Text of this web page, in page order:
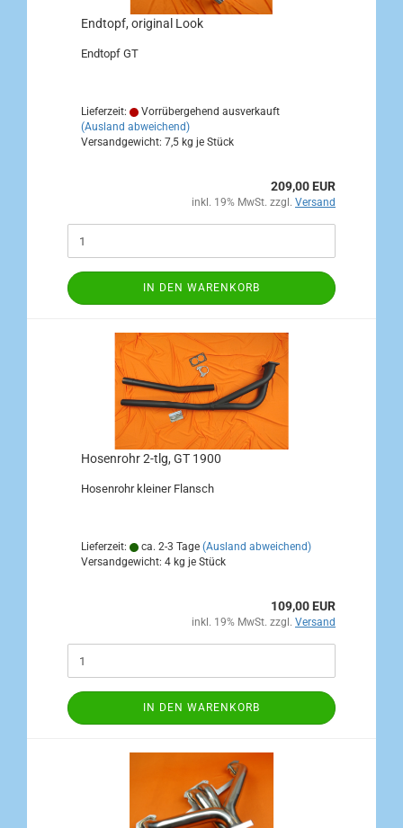
Endtopf, original Look
Endtopf GT
Lieferzeit:
Vorrübergehend ausverkauft
(Ausland abweichend)
Versandgewicht: 7,5 kg je Stück
209,00 EUR
inkl. 19% MwSt. zzgl. Versand
IN DEN WARENKORB
Hosenrohr 2-tlg, GT 1900
Hosenrohr kleiner Flansch
Lieferzeit: ca. 2-3 Tage (Ausland abweichend)
Versandgewicht: 4 kg je Stück
109,00 EUR
inkl. 19% MwSt. zzgl. Versand
IN DEN WARENKORB